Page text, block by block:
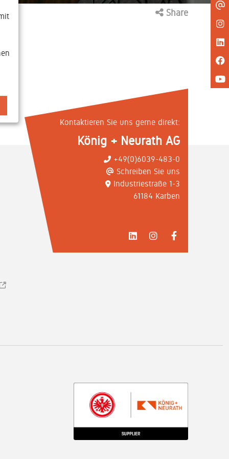
Share
Kontaktieren Sie uns gerne direkt:
König + Neurath AG
+49(0)6039-483-0
Schreiben Sie uns
Industriestraße 1-3
61184 Karben